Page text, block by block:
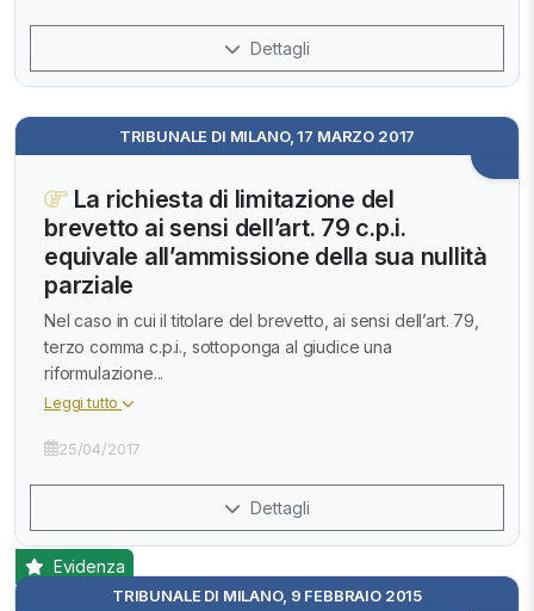
Dettagli
TRIBUNALE DI MILANO, 17 MARZO 2017
La richiesta di limitazione del
brevetto ai sensi dell’art. 79 c.p.i.
equivale all’ammissione della sua nullità
parziale
Nel caso in cui il titolare del brevetto, ai sensi dell’art. 79,
terzo comma c.p.i., sottoponga al giudice una
riformulazione...
Leggi tutto
25/04/2017
Dettagli
TRIBUNALE DI MILANO, 9 FEBBRAIO 2015
Evidenza